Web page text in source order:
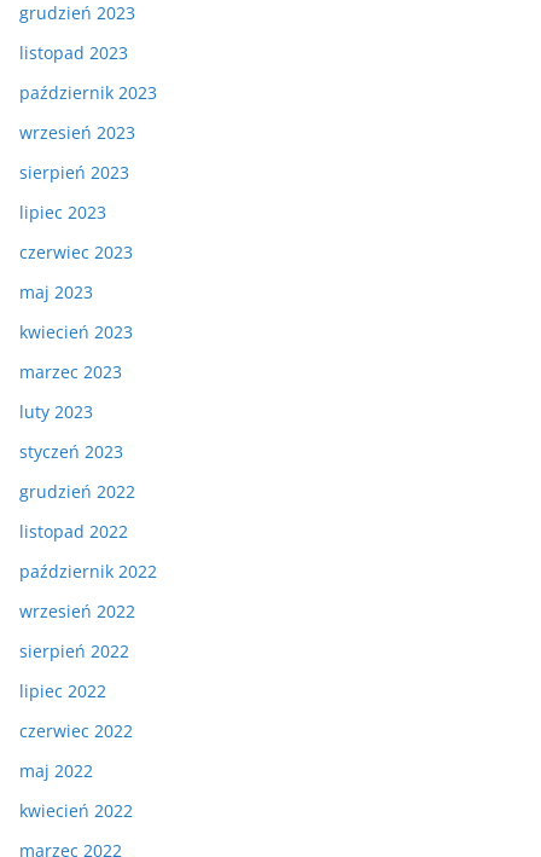
grudzień 2023
listopad 2023
październik 2023
wrzesień 2023
sierpień 2023
lipiec 2023
czerwiec 2023
maj 2023
kwiecień 2023
marzec 2023
luty 2023
styczeń 2023
grudzień 2022
listopad 2022
październik 2022
wrzesień 2022
sierpień 2022
lipiec 2022
czerwiec 2022
maj 2022
kwiecień 2022
marzec 2022